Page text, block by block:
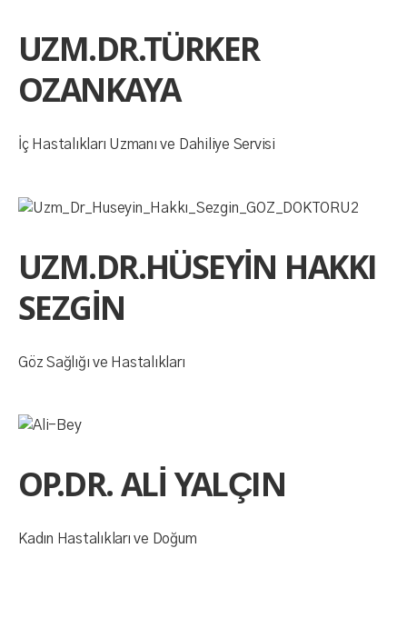
UZM.DR.TÜRKER
OZANKAYA
İç Hastalıkları Uzmanı ve Dahiliye Servisi
UZM.DR.HÜSEYİN HAKKI
SEZGİN
Göz Sağlığı ve Hastalıkları
OP.DR. ALİ YALÇIN
Kadın Hastalıkları ve Doğum